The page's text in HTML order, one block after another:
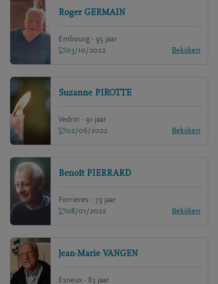
Roger GERMAIN
Embourg - 95 jaar
03/10/2022
Bekijken
Suzanne PIROTTE
Vedrin - 91 jaar
02/06/2022
Bekijken
Benoît PIERRARD
Forrieres - 73 jaar
08/01/2022
Bekijken
Jean-Marie VANGEN
Esneux - 83 jaar